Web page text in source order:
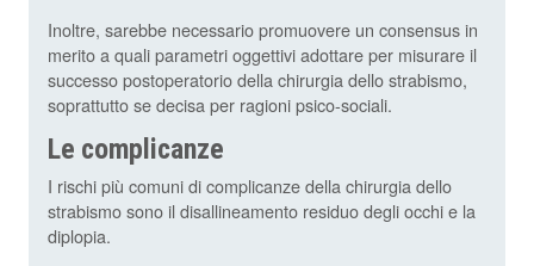
Inoltre, sarebbe necessario promuovere un consensus in
merito a quali parametri oggettivi adottare per misurare il
successo postoperatorio della chirurgia dello strabismo,
soprattutto se decisa per ragioni psico-sociali.
Le complicanze
I rischi più comuni di complicanze della chirurgia dello
strabismo sono il disallineamento residuo degli occhi e la
diplopia.